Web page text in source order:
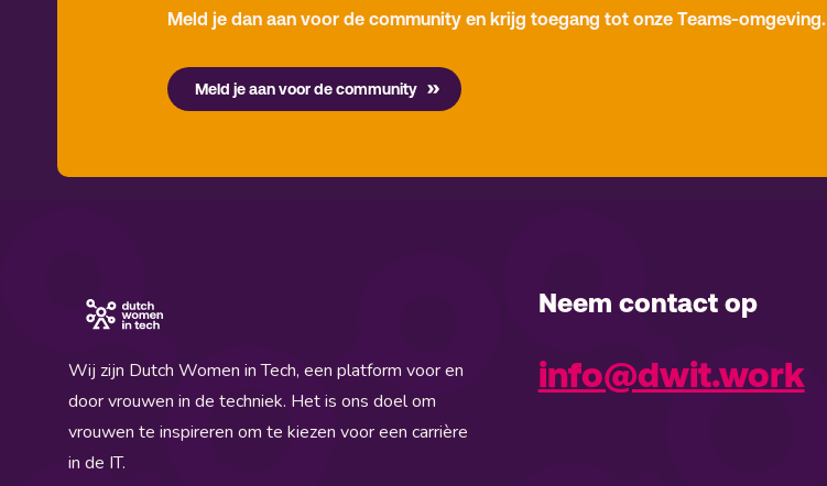
Meld je dan aan voor de community en krijg toegang tot onze Teams-omgeving.
Meld je aan voor de community
Wij zijn Dutch Women in Tech, een platform voor en
door vrouwen in de techniek. Het is ons doel om
vrouwen te inspireren om te kiezen voor een carrière
in de IT.
Neem contact op
info@dwit.work